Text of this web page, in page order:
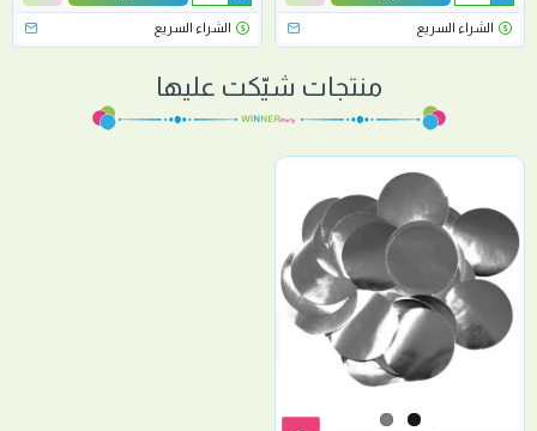
الشراء السريع الشراء السريع
منتجات شيّكت عليها